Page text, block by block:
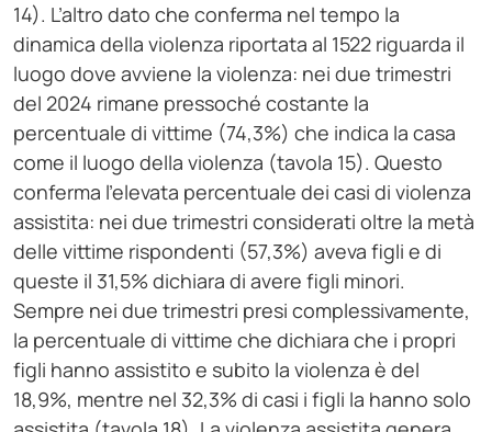
14). L’altro dato che conferma nel tempo la
dinamica della violenza riportata al 1522 riguarda il
luogo dove avviene la violenza: nei due trimestri
del 2024 rimane pressoché costante la
percentuale di vittime (74,3%) che indica la casa
come il luogo della violenza (tavola 15). Questo
conferma l’elevata percentuale dei casi di violenza
assistita: nei due trimestri considerati oltre la metà
delle vittime rispondenti (57,3%) aveva figli e di
queste il 31,5% dichiara di avere figli minori.
Sempre nei due trimestri presi complessivamente,
la percentuale di vittime che dichiara che i propri
figli hanno assistito e subito la violenza è del
18,9%, mentre nel 32,3% di casi i figli la hanno solo